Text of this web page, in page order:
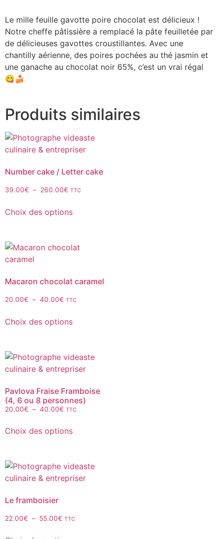
Le mille feuille gavotte poire chocolat est délicieux !
Notre cheffe pâtissière a remplacé la pâte feuilletée par
de délicieuses gavottes croustillantes. Avec une
chantilly aérienne, des poires pochées au thé jasmin et
une ganache au chocolat noir 65%, c’est un vrai régal
😋🍰
Produits similaires
Number cake / Letter cake
39.00€ – 260.00€ TTC
Choix des options
Macaron chocolat caramel
20.00€ – 40.00€ TTC
Choix des options
Pavlova Fraise Framboise
(4, 6 ou 8 personnes)
20.00€ – 40.00€ TTC
Choix des options
Le framboisier
22.00€ – 55.00€ TTC